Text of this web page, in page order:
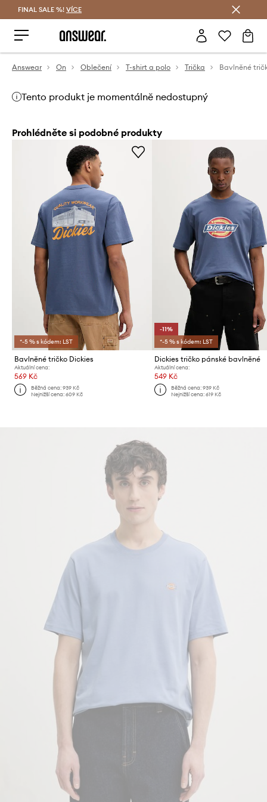
FINAL SALE %! VÍCE
Answear On Oblečení T-shirt a polo Trička Bavlněné
Tento produkt je momentálně nedostupný
Prohlédněte si podobné produkty
*-5 % s kódem: LST
Bavlněné tričko Dickies
Aktuální cena:
569 Kč
Běžná cena:939 Kč
Nejnižší cena:609 Kč
-11%
*-5 % s kódem: LST
Dickies tričko pánské bavlněné
Aktuální cena:
549 Kč
Běžná cena: 939 Kč
Nejnižší cena: 619 Kč